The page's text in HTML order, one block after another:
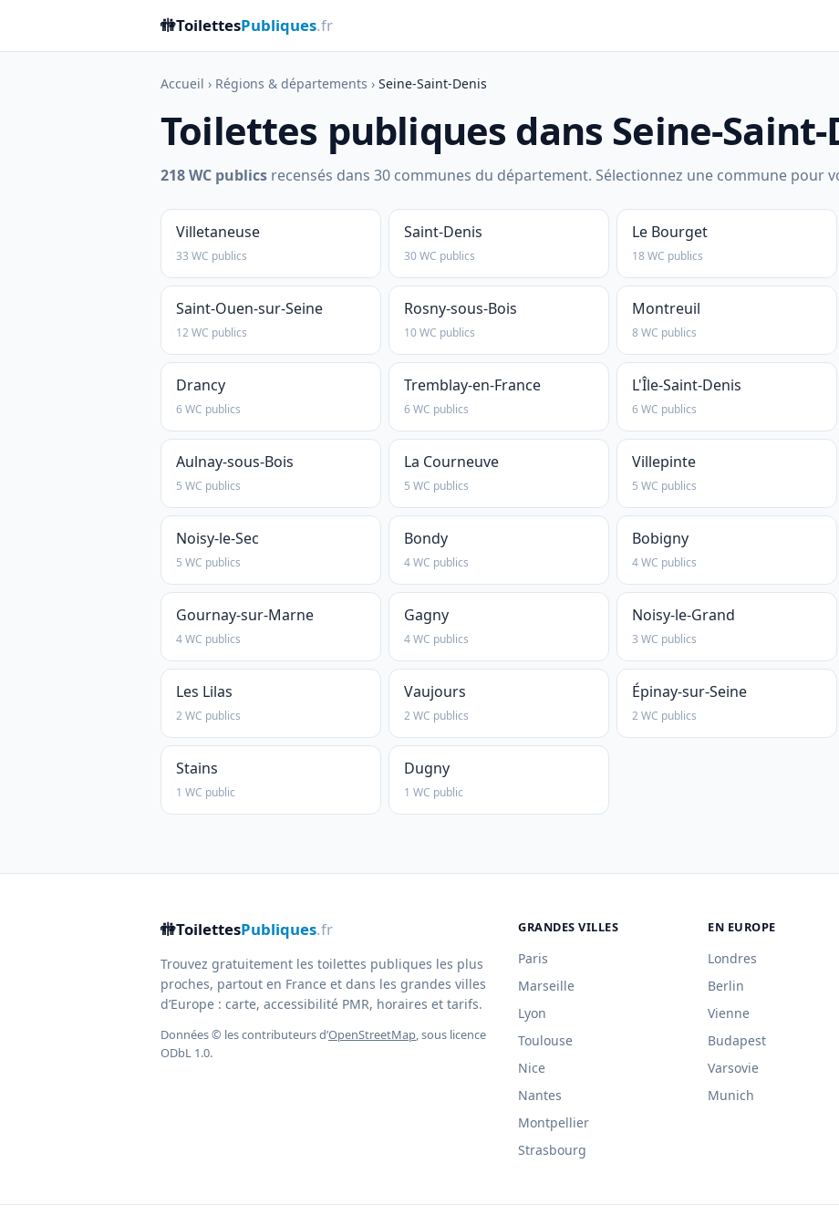
🚻ToilettesPubliques.fr
Accueil › Régions & départements › Seine-Saint-Denis
Toilettes publiques dans Seine-Saint-
218 WC publics recensés dans 30 communes du département. Sélectionnez une commune pour
Villetaneuse
33 WC publics
Saint-Denis
30 WC publics
Le Bourget
18 WC publics
Saint-Ouen-sur-Seine
12 WC publics
Rosny-sous-Bois
10 WC publics
Montreuil
8 WC publics
Drancy
6 WC publics
Tremblay-en-France
6 WC publics
L'Île-Saint-Denis
6 WC publics
Aulnay-sous-Bois
5 WC publics
La Courneuve
5 WC publics
Villepinte
5 WC publics
Noisy-le-Sec
5 WC publics
Bondy
4 WC publics
Bobigny
4 WC publics
Gournay-sur-Marne
4 WC publics
Gagny
4 WC publics
Noisy-le-Grand
3 WC publics
Les Lilas
2 WC publics
Vaujours
2 WC publics
Épinay-sur-Seine
2 WC publics
Stains
1 WC public
Dugny
1 WC public
🚻ToilettesPubliques.fr
Trouvez gratuitement les toilettes publiques les plus
proches, partout en France et dans les grandes villes
d’Europe : carte, accessibilité PMR, horaires et tarifs.
Données © les contributeurs d’OpenStreetMap, sous licence
ODbL 1.0.
GRANDES VILLES
Paris
Marseille
Lyon
Toulouse
Nice
Nantes
Montpellier
Strasbourg
EN EUROPE
Londres
Berlin
Vienne
Budapest
Varsovie
Munich